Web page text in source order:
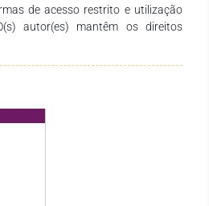
de acesso restrito e utilização
autor(es) mantêm os direitos